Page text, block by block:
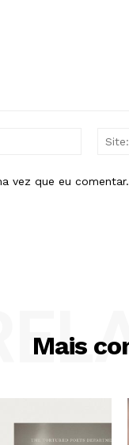
vez que eu comentar.
Mais